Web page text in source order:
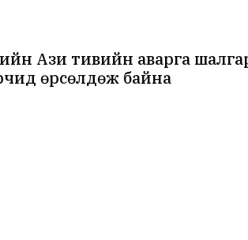
Ази тивийн аварга
өрсөлдөж байна